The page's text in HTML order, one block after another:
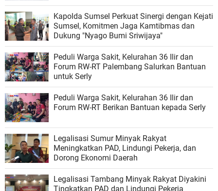
Kapolda Sumsel Perkuat Sinergi dengan Kejati
Sumsel, Komitmen Jaga Kamtibmas dan
Dukung "Nyago Bumi Sriwijaya"
Peduli Warga Sakit, Kelurahan 36 Ilir dan
Forum RW-RT Palembang Salurkan Bantuan
untuk Serly
Peduli Warga Sakit, Kelurahan 36 Ilir dan
Forum RW-RT Berikan Bantuan kepada Serly
Legalisasi Sumur Minyak Rakyat
Meningkatkan PAD, Lindungi Pekerja, dan
Dorong Ekonomi Daerah
Legalisasi Tambang Minyak Rakyat Diyakini
Tingkatkan PAD dan Lindungi Pekerja